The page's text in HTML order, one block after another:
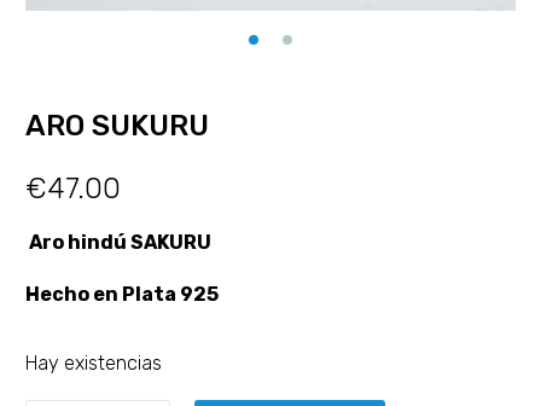
ARO SUKURU
€47.00
Aro hindú SAKURU
Hecho en Plata 925
Hay existencias